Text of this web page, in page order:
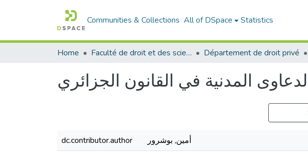
Communities & Collections All of DSpace Statistics
Home Faculté de droit et des sciences politiques Département de droit privé
المدنية في القانون الجزائري
dc.contributor.author
أمين, بوشرور